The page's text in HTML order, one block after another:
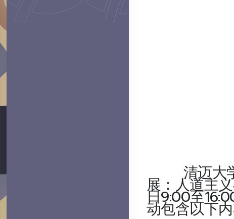
清迈大学图
展：人道主
日9:00至
动包含以下